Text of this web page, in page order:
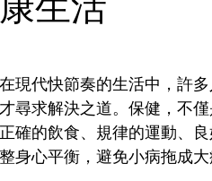
在現代快節奏的生活中，許
才尋求解決之道。保健，不
正確的飲食、規律的運動、
整身心平衡，避免小病拖成大